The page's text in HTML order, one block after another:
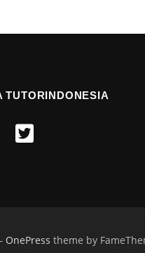
TUTORINDONESIA
OnePress theme by